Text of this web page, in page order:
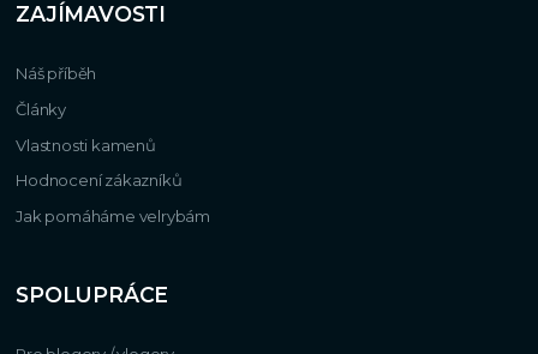
ZAJÍMAVOSTI
Náš příběh
Články
Vlastnosti kamenů
Hodnocení zákazníků
Jak pomáháme velrybám
SPOLUPRÁCE